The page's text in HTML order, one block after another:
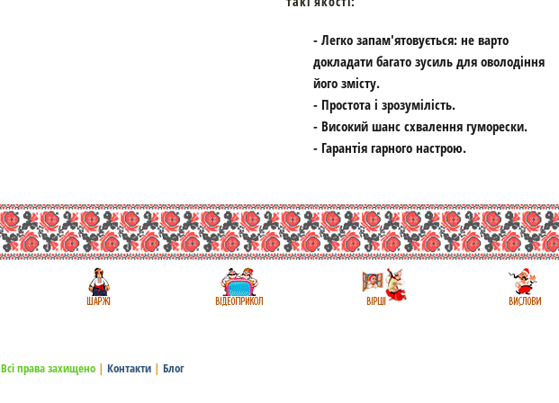
- Легко запам'ятовується: не варто
докладати багато зусиль для оволодіння
його змісту.
- Простота і зрозумілість.
- Високий шанс схвалення гуморески.
- Гарантія гарного настрою.
Всі права захищено | Контакти | Блог